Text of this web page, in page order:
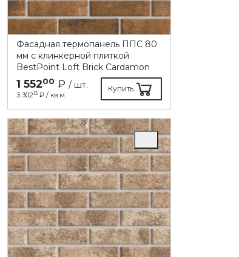
Фасадная термопанель ППC 80
мм с клинкерной плиткой
BestPoint Loft Brick Cardamon
1 55200 ₽/ шт.
3 30213 ₽ / кв.м.
Купить